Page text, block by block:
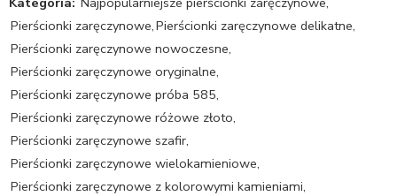
Pierścionki zaręczynowe,Pierścionki zaręczynowe delikatne,
Pierścionki zaręczynowe nowoczesne,
Pierścionki zaręczynowe oryginalne,
Pierścionki zaręczynowe próba 585,
Pierścionki zaręczynowe różowe złoto,
Pierścionki zaręczynowe szafir,
Pierścionki zaręczynowe wielokamieniowe,
Pierścionki zaręczynowe z kolorowymi kamieniami,